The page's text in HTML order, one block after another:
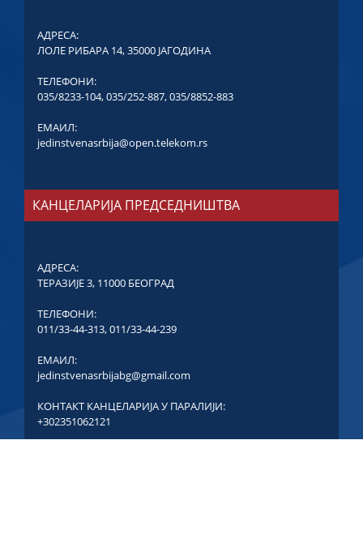
АДРЕСА:
ЛОЛЕ РИБАРА 14, 35000 ЈАГОДИНА
ТЕЛЕФОНИ:
035/8233-104,035/252-887,035/8852-883
ЕМАИЛ:
jedinstvenasrbija@open.telekom.rs
КАНЦЕЛАРИЈА ПРЕДСЕДНИШТВА
АДРЕСА:
ТЕРАЗИЈЕ 3, 11000 БЕОГРАД
ТЕЛЕФОНИ:
011/33-44-313,011/33-44-239
ЕМАИЛ:
jedinstvenasrbijabg@gmail.com
КОНТАКТ КАНЦЕЛАРИЈА У ПАРАЛИЈИ:
+302351062121